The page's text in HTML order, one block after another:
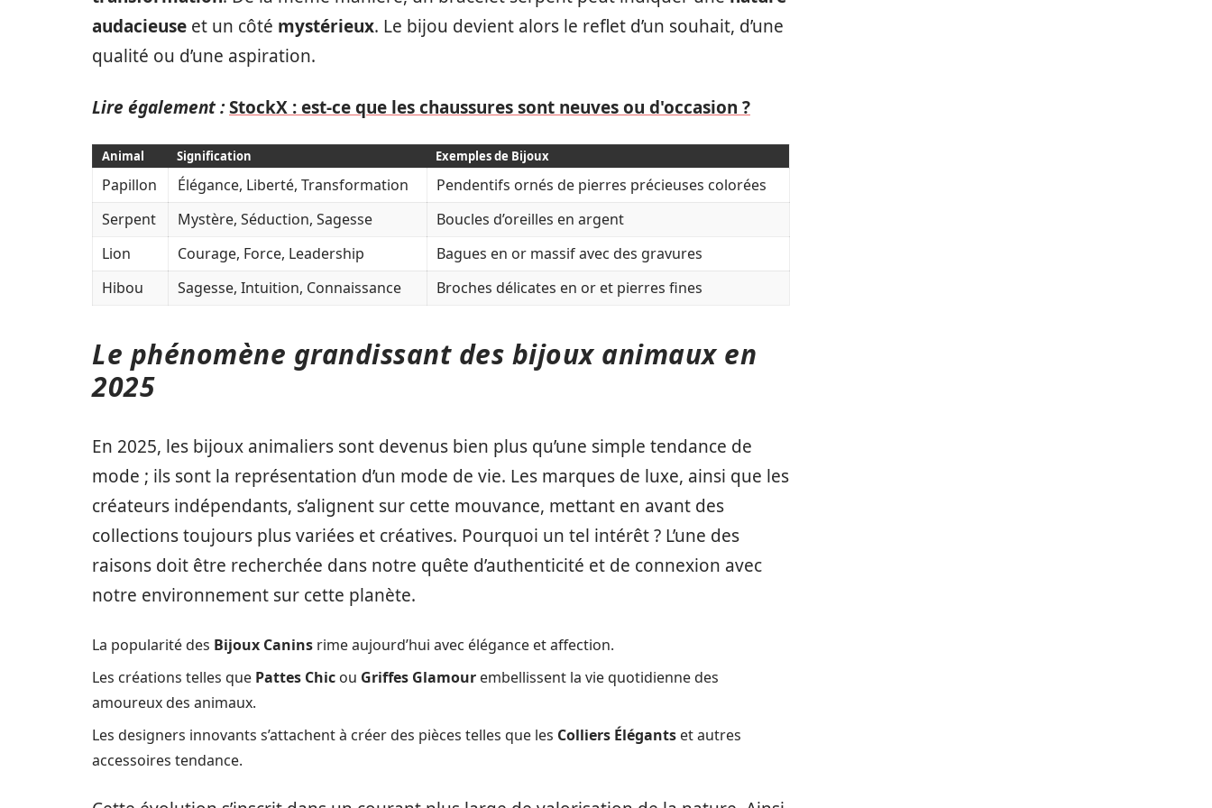
audacieuse et un côté mystérieux. Le bijou devient alors le reflet d’un souhait, d’une
qualité ou d’une aspiration.
Lire également :StockX : est-ce que les chaussures sont neuves ou d'occasion ?
Animal Signification Exemples de Bijoux
Papillon Élégance, Liberté, Transformation
Pendentifs ornés de pierres précieuses colorées
Serpent
Mystère, Séduction, Sagesse
Boucles d’oreilles en argent
Lion
Courage, Force, Leadership
Bagues en or massif avec des gravures
Hibou
Sagesse, Intuition, Connaissance Broches délicates en or et pierres fines
Le phénomène grandissant des bijoux animaux en
2025
En 2025, les bijoux animaliers sont devenus bien plus qu’une simple tendance de
mode ; ils sont la représentation d’un mode de vie. Les marques de luxe, ainsi que les
créateurs indépendants, s’alignent sur cette mouvance, mettant en avant des
collections toujours plus variées et créatives. Pourquoi un tel intérêt ? L’une des
raisons doit être recherchée dans notre quête d’authenticité et de connexion avec
notre environnement sur cette planète.
La popularité des Bijoux Canins rime aujourd’hui avec élégance et affection.
Les créations telles que Pattes Chic ou Griffes Glamour embellissent la vie quotidienne des
amoureux des animaux.
Les designers innovants s’attachent à créer des pièces telles que les Colliers Élégants et autres
accessoires tendance.